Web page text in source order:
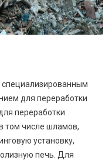
специализированным
для переработки
переработки
том числе шламов,
установку,
печь. Для